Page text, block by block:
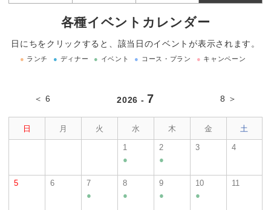
各種イベントカレンダー
日にちをクリックすると、該当日のイベントが表示されます。
● ランチ ● ディナー ● イベント ● コース・プラン ● キャンペーン
＜ 6 2026 - 7 8 ＞
日 月 火 水 木 金 土
1
●
2
●
3 4
5 6
7
●
8
●
9
●
10
●
11